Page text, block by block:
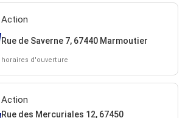
Action
Rue de Saverne 7, 67440 Marmoutier
horaires d'ouverture
Action
Rue des Mercuriales 12, 67450